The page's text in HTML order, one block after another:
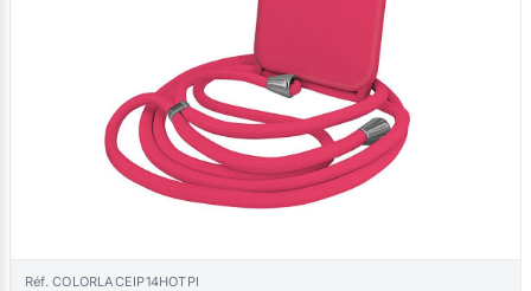
Réf. COLORLACEIP14HOTPI